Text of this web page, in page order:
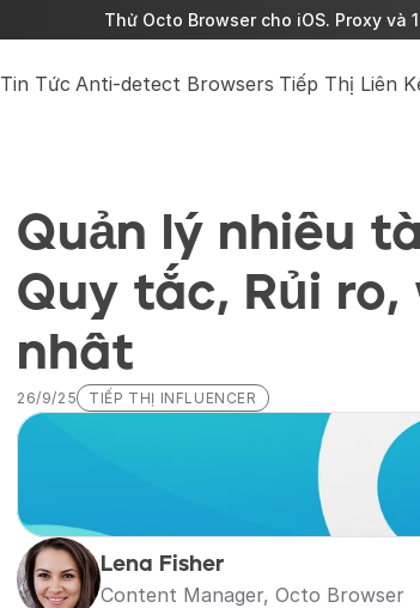
Thử Octo Browser cho iOS. Proxy và
Tin Tức Anti-detect Browsers Tiếp Thị Liên
Quản lý nhiều
Quy tắc, Rủi
nhất
26/9/25 TIẾP THỊ INFLUENCER
Lena Fisher
Content Manager, Octo Browser